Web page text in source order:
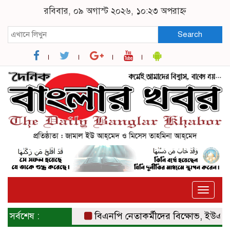
রবিবার, ০৯ অগাস্ট ২০২৬, ১০:২৩ অপরাহ্ন
Search
Toggle
সর্বশেষ : বিএনপি নেতাকর্মীদের বিক্ষোভ, ইউএনও